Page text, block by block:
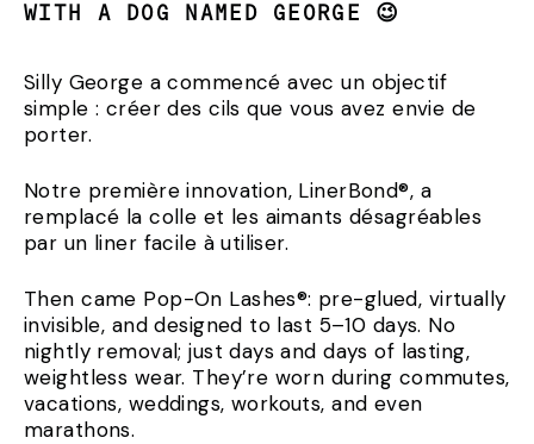
WITH A DOG NAMED GEORGE 😉
Silly George a commencé avec un objectif
simple : créer des cils que vous avez envie de
porter.
Notre première innovation, LinerBond®, a
remplacé la colle et les aimants désagréables
par un liner facile à utiliser.
Then came Pop-On Lashes®: pre-glued, virtually
invisible, and designed to last 5–10 days. No
nightly removal; just days and days of lasting,
weightless wear. They’re worn during commutes,
vacations, weddings, workouts, and even
marathons.